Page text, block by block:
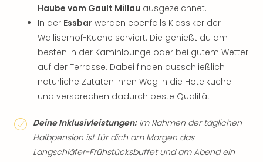
Haube vom Gault Millau ausgezeichnet.
In der Essbar werden ebenfalls Klassiker der
Walliserhof-Küche serviert. Die genießt du am
besten in der Kaminlounge oder bei gutem Wetter
auf der Terrasse. Dabei finden ausschließlich
natürliche Zutaten ihren Weg in die Hotelküche
und versprechen dadurch beste Qualität.
Deine Inklusivleistungen:Im Rahmen der täglichen
Halbpension ist für dich am Morgen das
Langschläfer-Frühstücksbuffet und am Abend ein